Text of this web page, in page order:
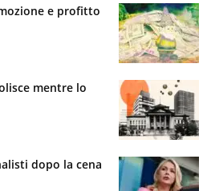
e profitto
mentre lo
dopo la cena